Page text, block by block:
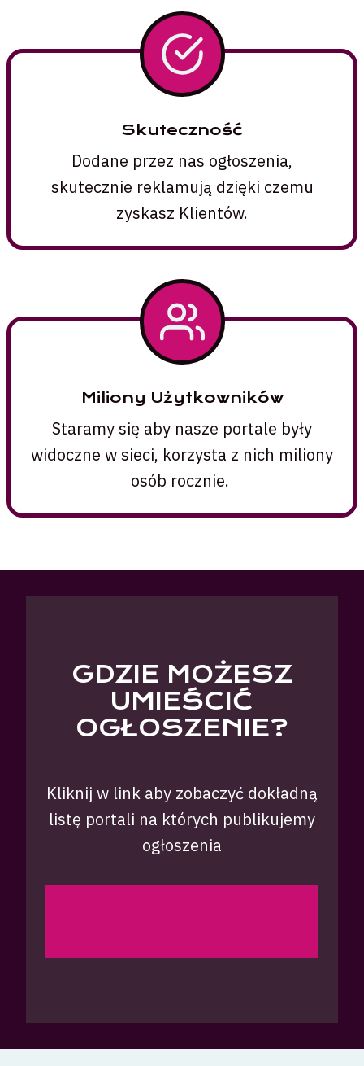
Skuteczność
Dodane przez nas ogłoszenia,
skutecznie reklamują dzięki czemu
zyskasz Klientów.
Miliony Użytkowników
Staramy się aby nasze portale były
widoczne w sieci, korzysta z nich miliony
osób rocznie.
GDZIE MOŻESZ
UMIEŚCIĆ
OGŁOSZENIE?
Kliknij w link aby zobaczyć dokładną
listę portali na których publikujemy
ogłoszenia